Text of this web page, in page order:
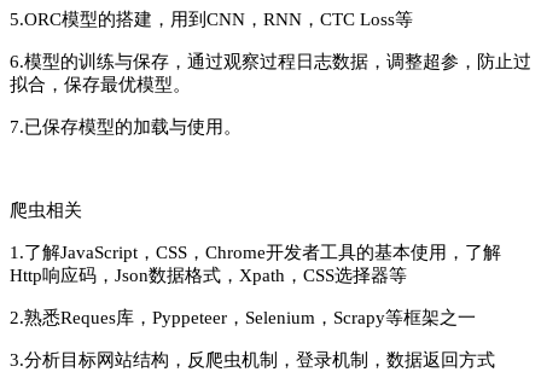
5.ORC模型的搭建，用到CNN，RNN，CTC Loss等
6.模型的训练与保存，通过观察过程日志数据，调整超参，防止过
拟合，保存最优模型。
7.已保存模型的加载与使用。
爬虫相关
1.了解JavaScript，CSS，Chrome开发者工具的基本使用，了解
Http响应码，Json数据格式，Xpath，CSS选择器等
2.熟悉Reques库，Pyppeteer，Selenium，Scrapy等框架之一
3.分析目标网站结构，反爬虫机制，登录机制，数据返回方式